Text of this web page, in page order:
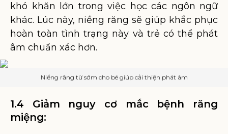
khó khăn lớn trong việc học các ngôn ngữ
khác. Lúc này, niềng răng sẽ giúp khắc phục
hoàn toàn tình trạng này và trẻ có thể phát
âm chuẩn xác hơn.
Niềng răng từ sớm cho bé giúp cải thiện phát âm
1.4 Giảm nguy cơ mắc bệnh răng
miệng: